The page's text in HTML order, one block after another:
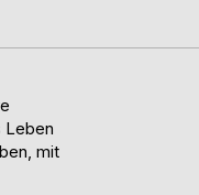
Leben
mit